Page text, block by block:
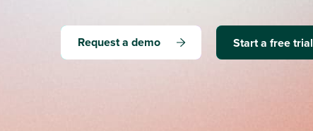
Request a demo Start a free trial